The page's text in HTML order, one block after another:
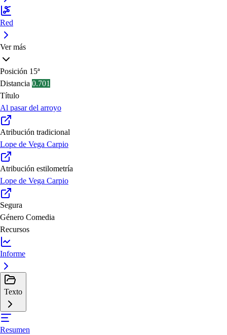
Red
Ver más
Posición 15ª
Distancia 0.701
Título
Al pasar del arroyo
Atribución tradicional
Lope de Vega Carpio
Atribución estilometría
Lope de Vega Carpio
Segura
Género Comedia
Recursos
Informe
Texto
Resumen